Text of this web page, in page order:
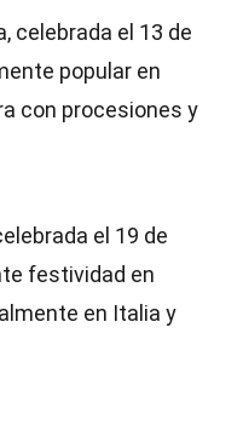
celebrada el 13 de
popular en
con procesiones y
el 19 de
festividad en
en Italia y